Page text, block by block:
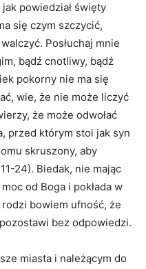
powiedział święty
się czym szczycić,
Posłuchaj mnie
bądź cnotliwy, bądź
pokorny nie ma się
wie, że nie może liczyć
że może odwołać
przed którym stoi jak syn
skruszony, aby
24). Biedak, nie mając
od Boga i pokłada w
rodzi bowiem ufność, że
bez odpowiedzi.
miasta i należącym do